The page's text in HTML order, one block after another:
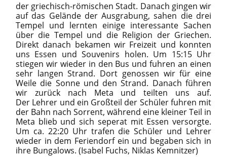
der griechisch-römischen Stadt. Danach gingen wir
auf das Gelände der Ausgrabung, sahen die drei
Tempel und lernten einige interessante Sachen
über die Tempel und die Religion der Griechen.
Direkt danach bekamen wir Freizeit und konnten
uns Essen und Souvenirs holen. Um 15:15 Uhr
stiegen wir wieder in den Bus und fuhren an einen
sehr langen Strand. Dort genossen wir für eine
Weile die Sonne und den Strand. Danach führen
wir zurück nach Meta und teilten uns auf.
Der Lehrer und ein Großteil der Schüler fuhren mit
der Bahn nach Sorrent, während eine kleiner Teil in
Meta blieb und sich seperat mit Essen versorgte.
Um ca. 22:20 Uhr trafen die Schüler und Lehrer
wieder in dem Feriendorf ein und begaben sich in
ihre Bungalows. (Isabel Fuchs, Niklas Kemnitzer)